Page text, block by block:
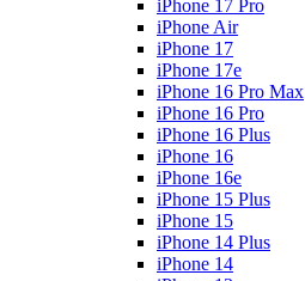
iPhone 17 Pro
iPhone Air
iPhone 17
iPhone 17e
iPhone 16 Pro Max
iPhone 16 Pro
iPhone 16 Plus
iPhone 16
iPhone 16e
iPhone 15 Plus
iPhone 15
iPhone 14 Plus
iPhone 14